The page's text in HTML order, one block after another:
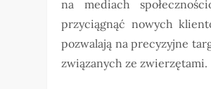
na mediach
przyciągnąć nowych
pozwalają na precyzyjne
związanych ze zwierzętami.